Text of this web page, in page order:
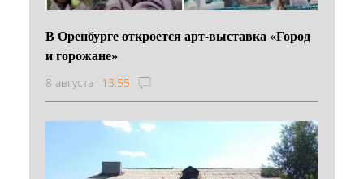
В Оренбурге откроется арт-выставка «Город
и горожане»
8 августа 13:55